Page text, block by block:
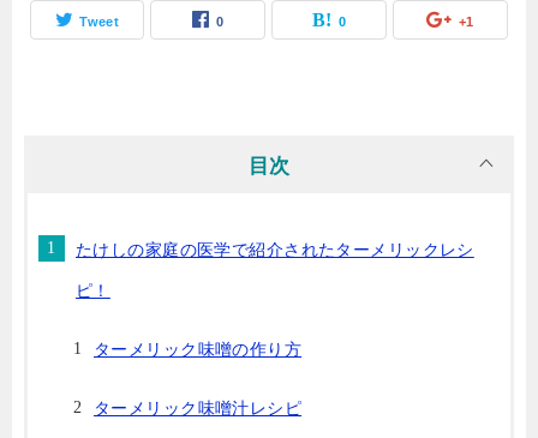
Tweet 0 0 +1
目次
たけしの家庭の医学で紹介されたターメリックレシ
ピ！
ターメリック味噌の作り方
ターメリック味噌汁レシピ